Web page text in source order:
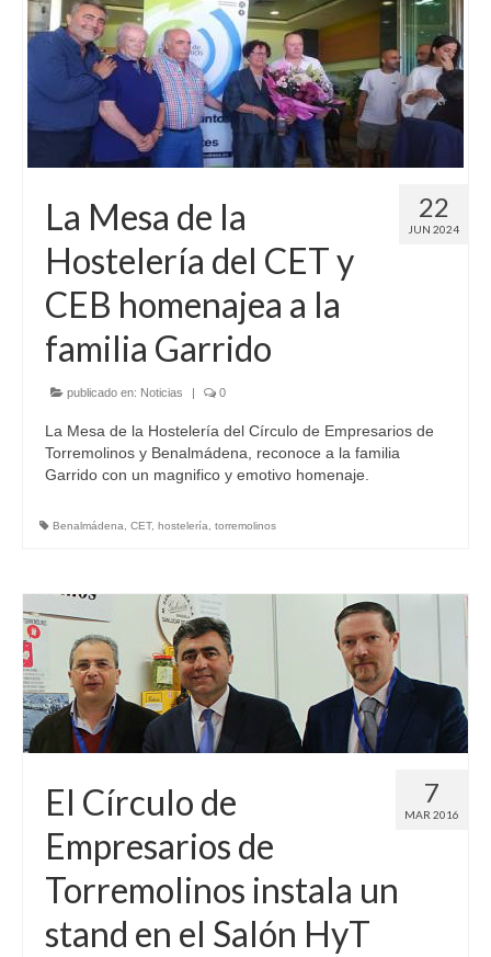
Acerca del CET
Organigrama
Estatutos
Socios
Asesoramiento
Formación
Convenios
Subvenciones
Agenda
Hazte Socio
Coworking
Cita Previa
Contacto
Buzón de sugerencias
22
JUN 2024
La Mesa de la
Hostelería del CET y
CEB homenajea a la
familia Garrido
publicado en: Noticias 0
La Mesa de la Hostelería del Círculo de Empresarios de
Torremolinos y Benalmádena, reconoce a la familia
Garrido con un magnifico y emotivo homenaje.
Benalmádena, CET, hostelería, torremolinos
7
MAR 2016
El Círculo de
Empresarios de
Torremolinos instala un
stand en el Salón HyT